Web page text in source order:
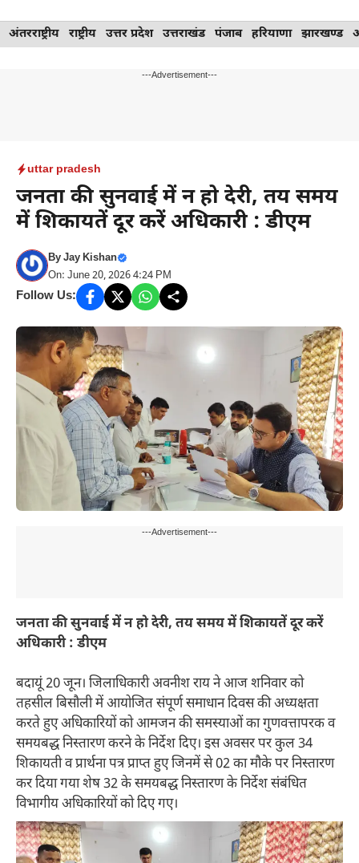
Skip
to
अंतरराष्ट्रीय राष्ट्रीय उत्तर प्रदेश उत्तराखंड पंजाब हरियाणा झारखण्ड
---Advertisement---
uttar pradesh
जनता की सुनवाई में न हो देरी, तय समय
में शिकायतें दूर करें अधिकारी : डीएम
ByJay Kishan
On: June 20, 2026 4:24 PM
Follow Us:
---Advertisement---
जनता की सुनवाई में न हो देरी, तय समय में शिकायतें दूर करें
अधिकारी : डीएम
बदायूं 20 जून। जिलाधिकारी अवनीश राय ने आज शनिवार को
तहसील बिसौली में आयोजित संपूर्ण समाधान दिवस की अध्यक्षता
करते हुए अधिकारियों को आमजन की समस्याओं का गुणवत्तापरक व
समयबद्ध निस्तारण करने के निर्देश दिए। इस अवसर पर कुल 34
शिकायती व प्रार्थना पत्र प्राप्त हुए जिनमें से 02 का मौके पर निस्तारण
कर दिया गया शेष 32 के समयबद्ध निस्तारण के निर्देश संबंधित
विभागीय अधिकारियों को दिए गए।